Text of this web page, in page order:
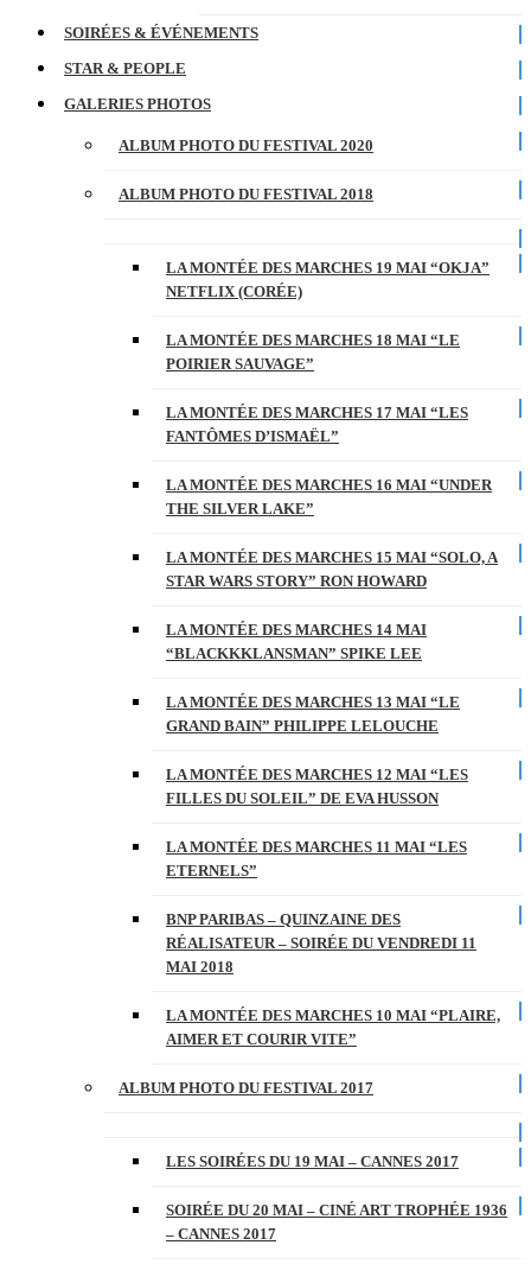
SOIRÉES & ÉVÉNEMENTS
STAR & PEOPLE
GALERIES PHOTOS
ALBUM PHOTO DU FESTIVAL 2020
ALBUM PHOTO DU FESTIVAL 2018
LA MONTÉE DES MARCHES 19 MAI “OKJA”
NETFLIX (CORÉE)
LA MONTÉE DES MARCHES 18 MAI “LE
POIRIER SAUVAGE”
LA MONTÉE DES MARCHES 17 MAI “LES
FANTÔMES D’ISMAËL”
LA MONTÉE DES MARCHES 16 MAI “UNDER
THE SILVER LAKE”
LA MONTÉE DES MARCHES 15 MAI “SOLO, A
STAR WARS STORY” RON HOWARD
LA MONTÉE DES MARCHES 14 MAI
“BLACKKKLANSMAN” SPIKE LEE
LA MONTÉE DES MARCHES 13 MAI “LE
GRAND BAIN” PHILIPPE LELOUCHE
LA MONTÉE DES MARCHES 12 MAI “LES
FILLES DU SOLEIL” DE EVA HUSSON
LA MONTÉE DES MARCHES 11 MAI “LES
ETERNELS”
BNP PARIBAS – QUINZAINE DES
RÉALISATEUR – SOIRÉE DU VENDREDI 11
MAI 2018
LA MONTÉE DES MARCHES 10 MAI “PLAIRE,
AIMER ET COURIR VITE”
ALBUM PHOTO DU FESTIVAL 2017
LES SOIRÉES DU 19 MAI – CANNES 2017
SOIRÉE DU 20 MAI – CINÉ ART TROPHÉE 1936
– CANNES 2017